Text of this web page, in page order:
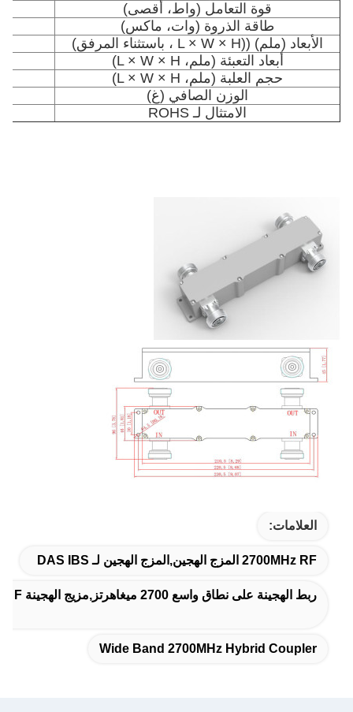
قوة التعامل (واط، أقصى)
طاقة الذروة (وات، ماكس)
الأبعاد (ملم) ((L × W × H ، باستثناء المرفق)
أبعاد التعبئة (ملم، L × W × H)
حجم العلبة (ملم، L × W × H)
الوزن الصافي (غ)
الامتثال لـ ROHS
العلامات:
2700MHz RF المزج الهجين,المزج الهجين لـ DAS IBS
ربط الهجينة على نطاق واسع 2700 ميغاهرتز,مزيج الهجينة DIN F
Wide Band 2700MHz Hybrid Coupler